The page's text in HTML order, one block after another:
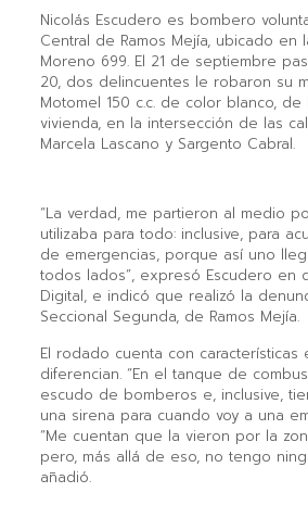
Nicolás Escudero es bombero
Central de Ramos Mejía, ubicado en
Moreno 699. El 21 de septiembre
20, dos delincuentes le robaron su
Motomel 150 c.c. de color blanco,
vivienda, en la intersección de las
Marcela Lascano y Sargento Cabral.
“La verdad, me partieron al medio
utilizaba para todo: inclusive, para
de emergencias, porque así uno
todos lados”, expresó Escudero en
Digital, e indicó que realizó la
Seccional Segunda, de Ramos Mejía.
El rodado cuenta con
diferencian. “En el tanque de
escudo de bomberos e, inclusive,
una sirena para cuando voy a una
“Me cuentan que la vieron por la
pero, más allá de eso, no tengo
añadió.